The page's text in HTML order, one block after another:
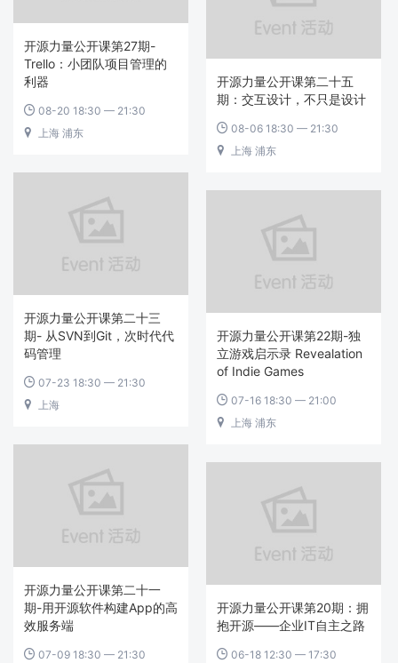
开源力量公开课第27期-
Trello：小团队项目管理的
利器
 08-20 18:30 — 21:30
 上海 浦东
开源力量公开课第二十五
期：交互设计，不只是设计
 08-06 18:30 — 21:30
 上海 浦东
开源力量公开课第二十三
期- 从SVN到Git，次时代代
码管理
 07-23 18:30 — 21:30
 上海
开源力量公开课第22期-独
立游戏启示录 Revealation
of Indie Games
 07-16 18:30 — 21:00
 上海 浦东
开源力量公开课第二十一
期-用开源软件构建App的高
效服务端
 07-09 18:30 — 21:30
开源力量公开课第20期：拥
抱开源——企业IT自主之路
 06-18 12:30 — 17:30